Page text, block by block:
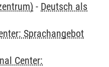
- Deutsch als
Sprachangebot
Center: